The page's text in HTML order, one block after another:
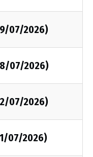
07/2026)
07/2026)
07/2026)
07/2026)